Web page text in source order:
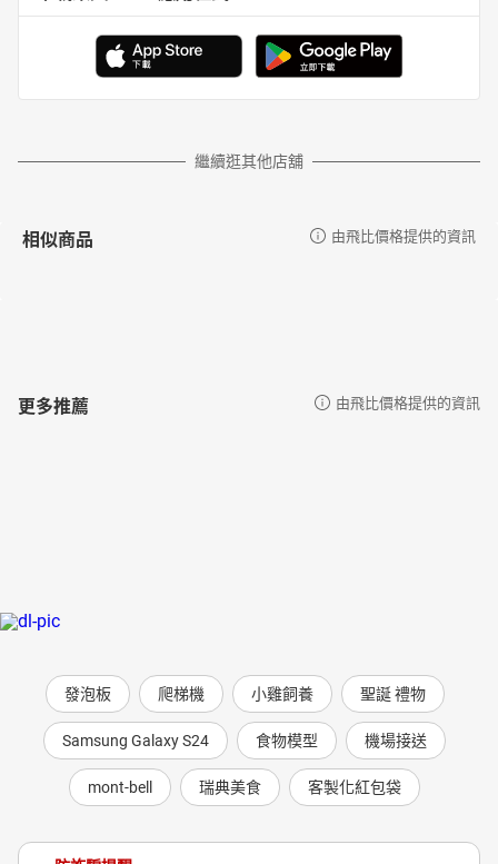
繼續逛其他店舖
相似商品 由飛比價格提供的資訊
更多推薦 由飛比價格提供的資訊
發泡板 爬梯機 小雞飼養 聖誕 禮物
Samsung Galaxy S24 食物模型 機場接送
mont-bell 瑞典美食 客製化紅包袋